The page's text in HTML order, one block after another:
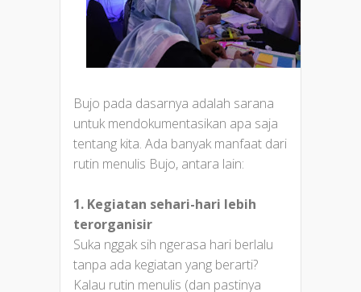
Bujo pada dasarnya adalah sarana
untuk mendokumentasikan apa saja
tentang kita. Ada banyak manfaat dari
rutin menulis Bujo, antara lain:
1. Kegiatan sehari-hari lebih
terorganisir
Suka nggak sih ngerasa hari berlalu
tanpa ada kegiatan yang berarti?
Kalau rutin menulis (dan pastinya